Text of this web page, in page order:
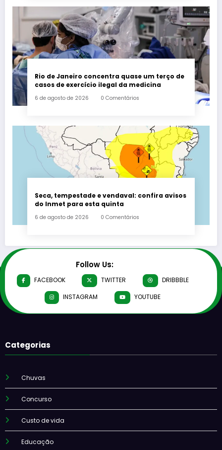
Rio de Janeiro concentra quase um terço de
casos de exercício ilegal da medicina
6 de agosto de 2026 0 Comentários
Seca, tempestade e vendaval: confira avisos
do Inmet para esta quinta
6 de agosto de 2026 0 Comentários
Follow Us:
FACEBOOK TWITTER
DRIBBBLE
INSTAGRAM
YOUTUBE
Categorias
Chuvas
Concurso
Custo de vida
Educação